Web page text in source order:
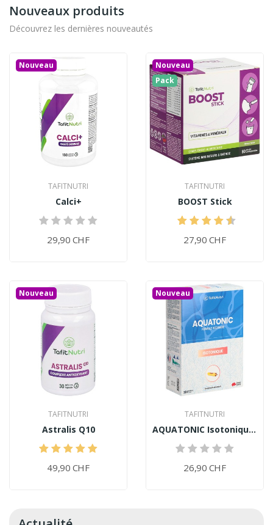
Nouveaux produits
Découvrez les dernières nouveautés
Nouveau
TAFITNUTRI
Calci+
29,90 CHF
Nouveau
TAFITNUTRI
Astralis Q10
49,90 CHF
Nouveau
Pack
TAFITNUTRI
BOOST Stick
27,90 CHF
Nouveau
TAFITNUTRI
AQUATONIC Isotonique (30 ampoules)
26,90 CHF